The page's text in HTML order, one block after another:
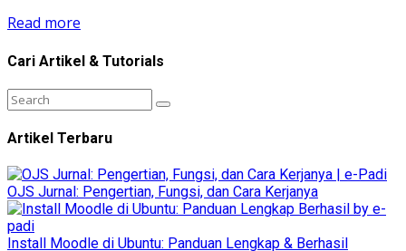
Read more
Cari Artikel & Tutorials
Artikel Terbaru
OJS Jurnal: Pengertian, Fungsi, dan Cara Kerjanya
Install Moodle di Ubuntu: Panduan Lengkap & Berhasil